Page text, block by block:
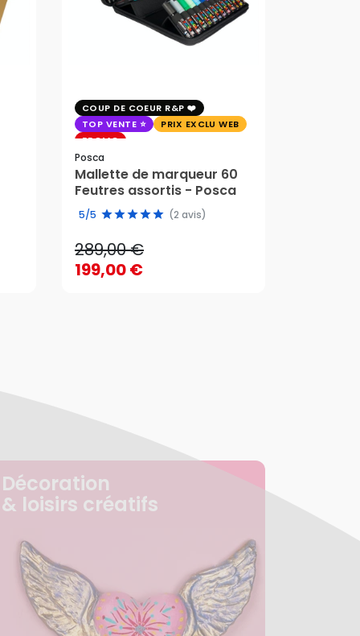
COUP DE COEUR R&P
TOP VENTE
PRIX EXCLU WEB
PROMO
Posca
Mallette de marqueur 60
Feutres assortis - Posca
5/5 (2 avis)
289,00 €
199,00 €
289,00 €
199,00 €
AJOUTER AU PANIER
Décoration
& loisirs créatifs